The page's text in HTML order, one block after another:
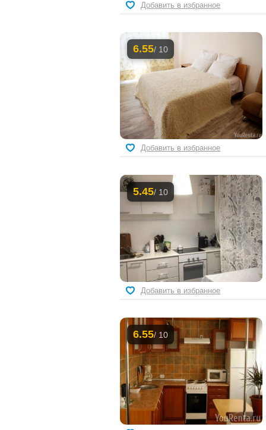
Добавить в избранное
6.55/ 10
Добавить в избранное
5.45/ 10
Добавить в избранное
6.55/ 10